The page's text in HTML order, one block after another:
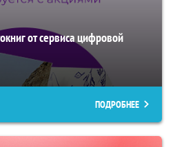
от сервиса цифровой
ПОДРОБНЕЕ